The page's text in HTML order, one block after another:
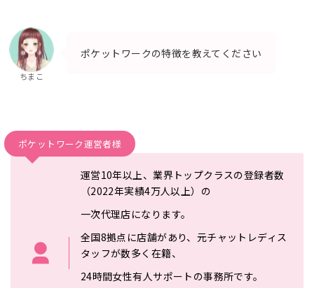
ちまこ
ポケットワークの特徴を教えてください
ポケットワーク運営者様
運営10年以上、業界トップクラスの登録者数
（2022年実績4万人以上）の
一次代理店になります。
全国8拠点に店舗があり、元チャットレディス
タッフが数多く在籍、
24時間女性有人サポート の事務所です。